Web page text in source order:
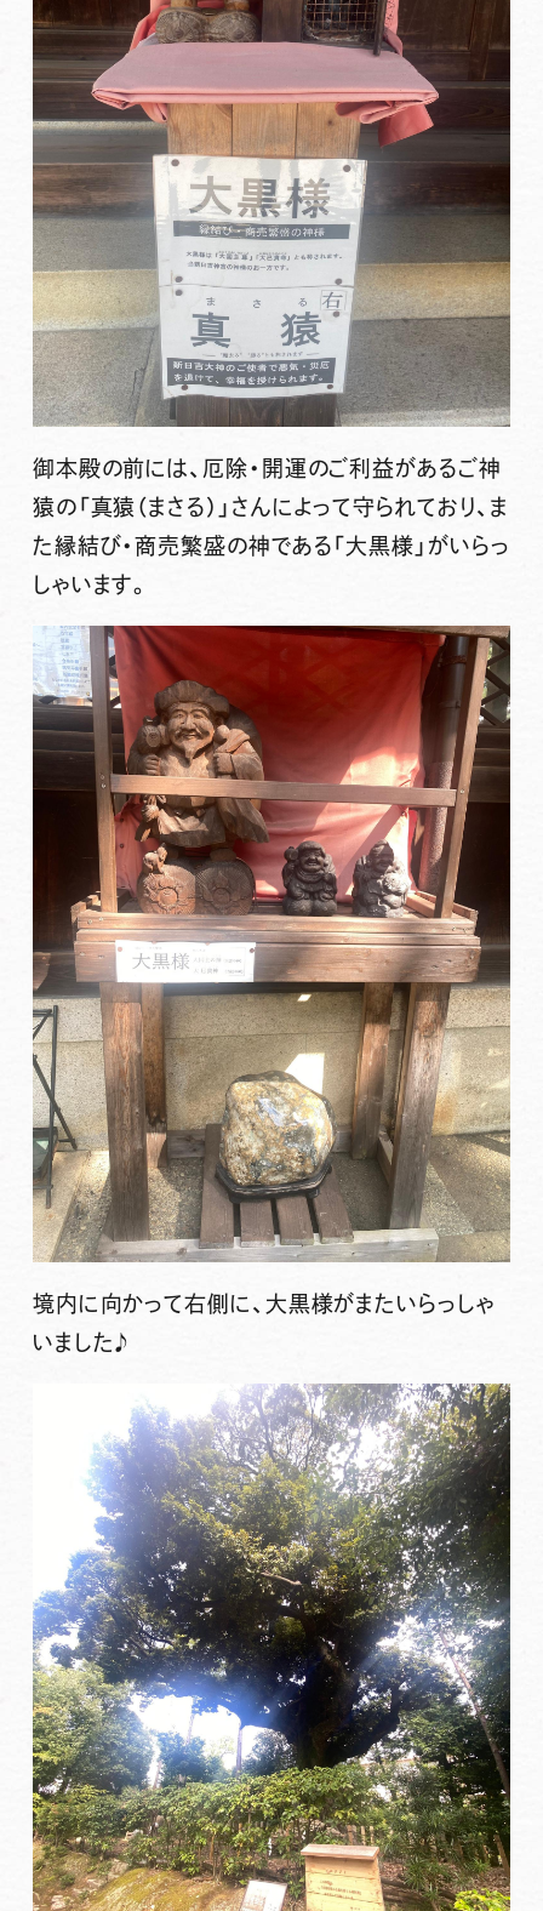
御本殿の前には、厄除・開運のご利益があるご神
猿の「真猿（まさる）」さんによって守られており、ま
た縁結び・商売繁盛の神である「大黒様」がいらっ
しゃいます。
境内に向かって右側に、大黒様がまたいらっしゃ
いました♪